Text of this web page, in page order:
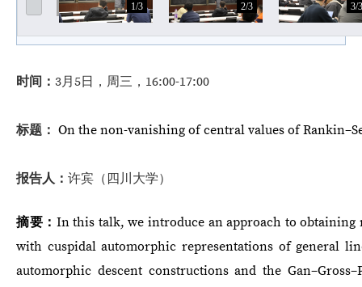
1/3 2/3 3/3
时间： 3月5日，周三 ，16:00-17:00
标题： On the non-vanishing of central values of
报告人： 许宾 （四川大学）
摘要： In this talk, we introduce an approach to
with cuspidal automorphic representations of general
automorphic descent constructions and the